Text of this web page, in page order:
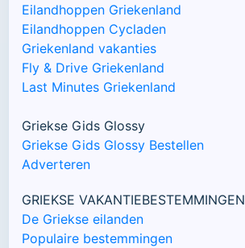
Eilandhoppen Griekenland
Eilandhoppen Cycladen
Griekenland vakanties
Fly & Drive Griekenland
Last Minutes Griekenland
Griekse Gids Glossy
Griekse Gids Glossy Bestellen
Adverteren
GRIEKSE VAKANTIEBESTEMMINGEN
De Griekse eilanden
Populaire bestemmingen